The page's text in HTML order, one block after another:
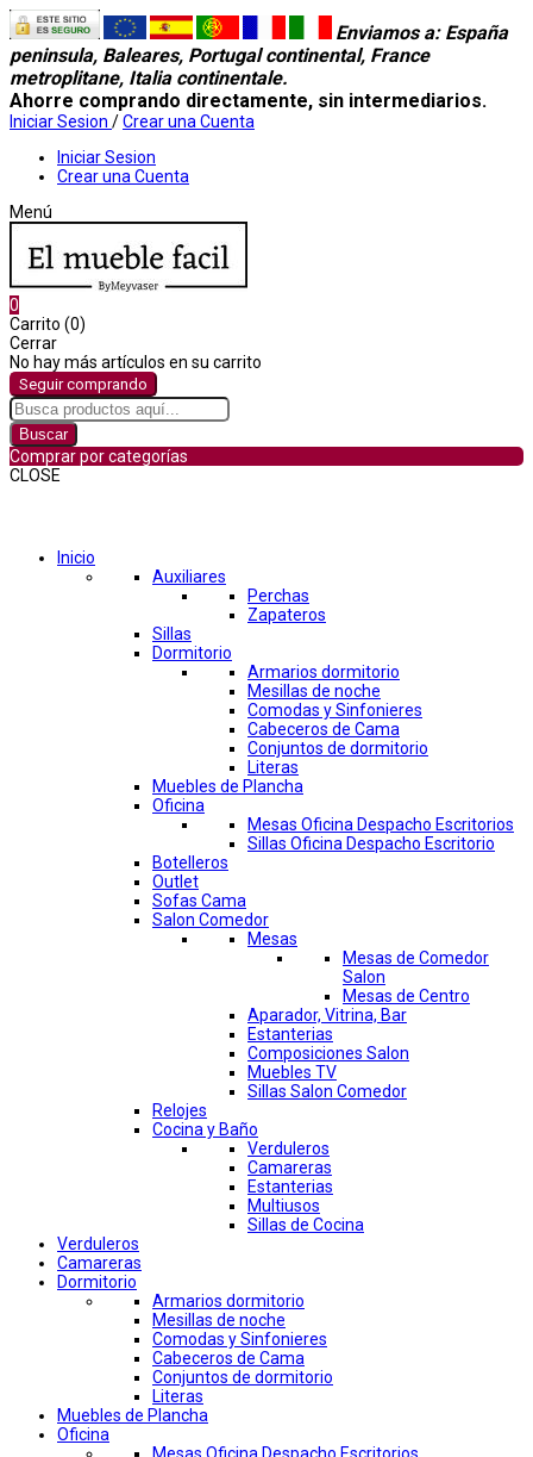
Enviamos a: España
peninsula, Baleares, Portugal continental, France
metroplitane, Italia continentale.
Ahorre comprando directamente, sin intermediarios.
Iniciar Sesion /Crear una Cuenta
Iniciar Sesion
Crear una Cuenta
Menú
0
Carrito (0)
Cerrar
No hay más artículos en su carrito
Seguir comprando
Buscar
Comprar por categorías
CLOSE
Inicio
Auxiliares
Perchas
Zapateros
Sillas
Dormitorio
Armarios dormitorio
Mesillas de noche
Comodas y Sinfonieres
Cabeceros de Cama
Conjuntos de dormitorio
Literas
Muebles de Plancha
Oficina
Mesas Oficina Despacho Escritorios
Sillas Oficina Despacho Escritorio
Botelleros
Outlet
Sofas Cama
Salon Comedor
Mesas
Mesas de Comedor
Salon
Mesas de Centro
Aparador, Vitrina, Bar
Estanterias
Composiciones Salon
Muebles TV
Sillas Salon Comedor
Relojes
Cocina y Baño
Verduleros
Camareras
Estanterias
Multiusos
Sillas de Cocina
Verduleros
Camareras
Dormitorio
Armarios dormitorio
Mesillas de noche
Comodas y Sinfonieres
Cabeceros de Cama
Conjuntos de dormitorio
Literas
Muebles de Plancha
Oficina